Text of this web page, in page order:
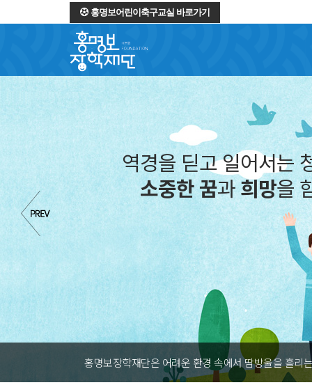
홍명보어린이축구교실 바로가기
역경을 딛고 일어서는
소중한 꿈과희망을
홍명보장학재단은 어려운 환경 속에서 땀방울을 흘리